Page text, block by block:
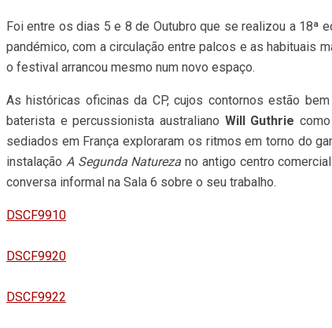
Foi entre os dias 5 e 8 de Outubro que se realizou a 18ª
pandémico, com a circulação entre palcos e as habituais
o festival arrancou mesmo num novo espaço.
As históricas oficinas da CP, cujos contornos estão
baterista e percussionista australiano Will Guthrie
sediados em França exploraram os ritmos em torno do
instalação A Segunda Natureza no antigo centro
conversa informal na Sala 6 sobre o seu trabalho.
DSCF9910
DSCF9920
DSCF9922